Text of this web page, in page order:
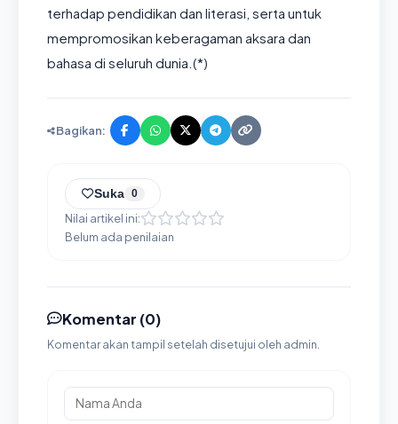
terhadap pendidikan dan literasi, serta untuk
mempromosikan keberagaman aksara dan
bahasa di seluruh dunia.(*)
Bagikan:
Suka 0
Nilai artikel ini:
Belum ada penilaian
Komentar (0)
Komentar akan tampil setelah disetujui oleh admin.